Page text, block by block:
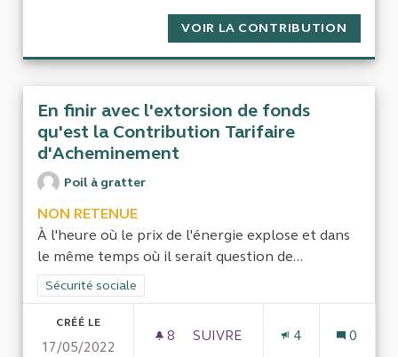
VOIR LA CONTRIBUTION
En finir avec l'extorsion de fonds
qu'est la Contribution Tarifaire
d'Acheminement
Poil à gratter
NON RETENUE
À l'heure où le prix de l'énergie explose et dans
le même temps où il serait question de...
Filtrer les résultats de la catégorie : Sécurité sociale
Sécurité sociale
CRÉÉ LE
17/05/2022
8 8 ABONNÉS
SUIVRE
4 0